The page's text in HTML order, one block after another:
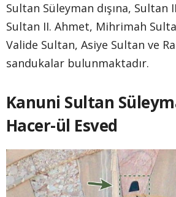
Sultan Süleyman dışına, Sultan
Sultan II. Ahmet, Mihrimah
Valide Sultan, Asiye Sultan ve
sandukalar bulunmaktadır.
Kanuni Sultan
Hacer-ül Esved